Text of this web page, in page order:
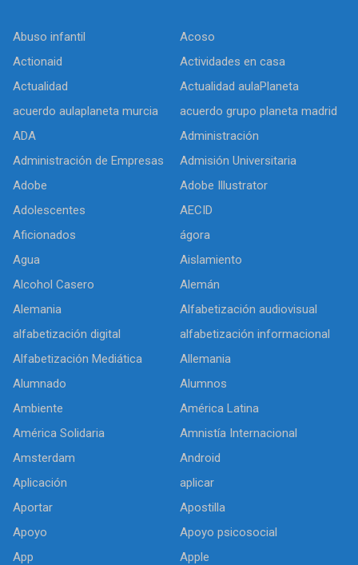
Abuso infantil
Acoso
Actionaid
Actividades en casa
Actualidad
Actualidad aulaPlaneta
acuerdo aulaplaneta murcia
acuerdo grupo planeta madrid
ADA
Administración
Administración de Empresas
Admisión Universitaria
Adobe
Adobe Illustrator
Adolescentes
AECID
Aficionados
ágora
Agua
Aislamiento
Alcohol Casero
Alemán
Alemania
Alfabetización audiovisual
alfabetización digital
alfabetización informacional
Alfabetización Mediática
Allemania
Alumnado
Alumnos
Ambiente
América Latina
América Solidaria
Amnistía Internacional
Amsterdam
Android
Aplicación
aplicar
Aportar
Apostilla
Apoyo
Apoyo psicosocial
App
Apple